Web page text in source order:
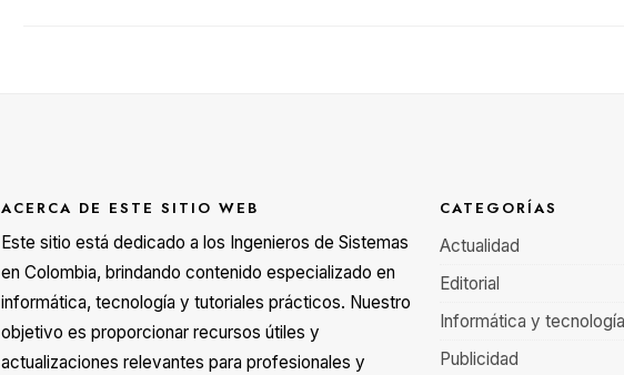
ACERCA DE ESTE SITIO WEB
Este sitio está dedicado a los Ingenieros de Sistemas
en Colombia, brindando contenido especializado en
informática, tecnología y tutoriales prácticos. Nuestro
objetivo es proporcionar recursos útiles y
actualizaciones relevantes para profesionales y
CATEGORÍAS
Actualidad
Editorial
Informática y tecnología
Publicidad